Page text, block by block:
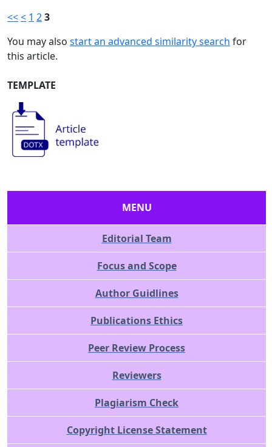
<<< 1 23
You may also start an advanced similarity search for
this article.
TEMPLATE
MENU
Editorial Team
Focus and Scope
Author Guidlines
Publications Ethics
Peer Review Process
Reviewers
Plagiarism Check
Copyright License Statement